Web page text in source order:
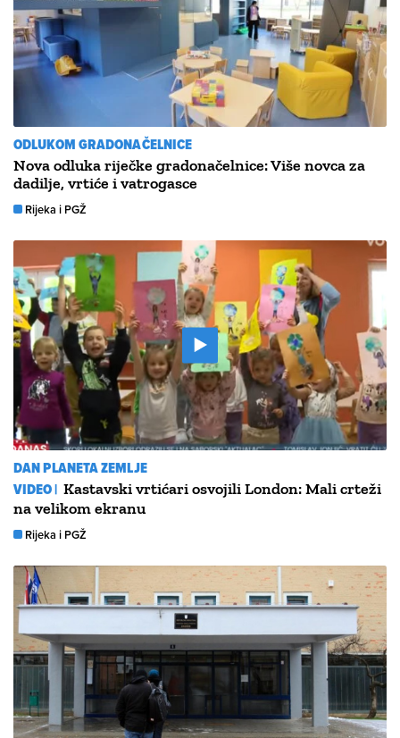
ODLUKOM GRADONAČELNICE
Nova odluka riječke gradonačelnice: Više novca za
dadilje, vrtiće i vatrogasce
Rijeka i PGŽ
DAN PLANETA ZEMLJE
VIDEO | Kastavski vrtićari osvojili London: Mali crteži
na velikom ekranu
Rijeka i PGŽ